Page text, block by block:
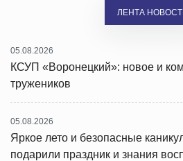
ЛЕНТА
05.08.2026
КСУП «Воронецкий»: новое и
тружеников
05.08.2026
Яркое лето и безопасные
подарили праздник и знания